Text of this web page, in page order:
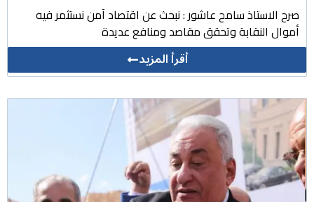
صرح الاستاذ سامح عاشور : نبحث عن اقتصاد آمن نستثمر فيه
أموال النقابة وتحقق مقاصد ومنافع عديدة
أقرأ المزيد